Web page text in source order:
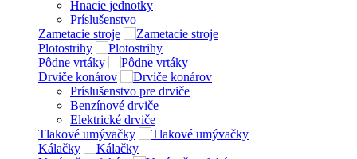
Hnacie jednotky
Príslušenstvo
Zametacie stroje
Plotostrihy
Pôdne vrtáky
Drviče konárov
Príslušenstvo pre drviče
Benzínové drviče
Elektrické drviče
Tlakové umývačky
Kálačky